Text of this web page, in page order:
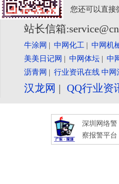
您还可以直接
站长信箱
牛涂网 | 中网化工 | 中网机
美美日记网 | 中网体坛 | 中
沥青网 | 行业资讯在线 中网
汉龙网 | QQ行业资
深圳网络警
察报警平台